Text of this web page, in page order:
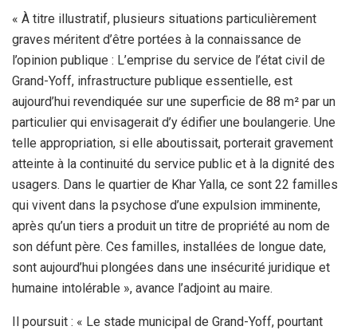
« À titre illustratif, plusieurs situations particulièrement
graves méritent d’être portées à la connaissance de
l’opinion publique : L’emprise du service de l’état civil de
Grand-Yoff, infrastructure publique essentielle, est
aujourd’hui revendiquée sur une superficie de 88 m² par un
particulier qui envisagerait d’y édifier une boulangerie. Une
telle appropriation, si elle aboutissait, porterait gravement
atteinte à la continuité du service public et à la dignité des
usagers. Dans le quartier de Khar Yalla, ce sont 22 familles
qui vivent dans la psychose d’une expulsion imminente,
après qu’un tiers a produit un titre de propriété au nom de
son défunt père. Ces familles, installées de longue date,
sont aujourd’hui plongées dans une insécurité juridique et
humaine intolérable », avance l’adjoint au maire.
Il poursuit : « Le stade municipal de Grand-Yoff, pourtant